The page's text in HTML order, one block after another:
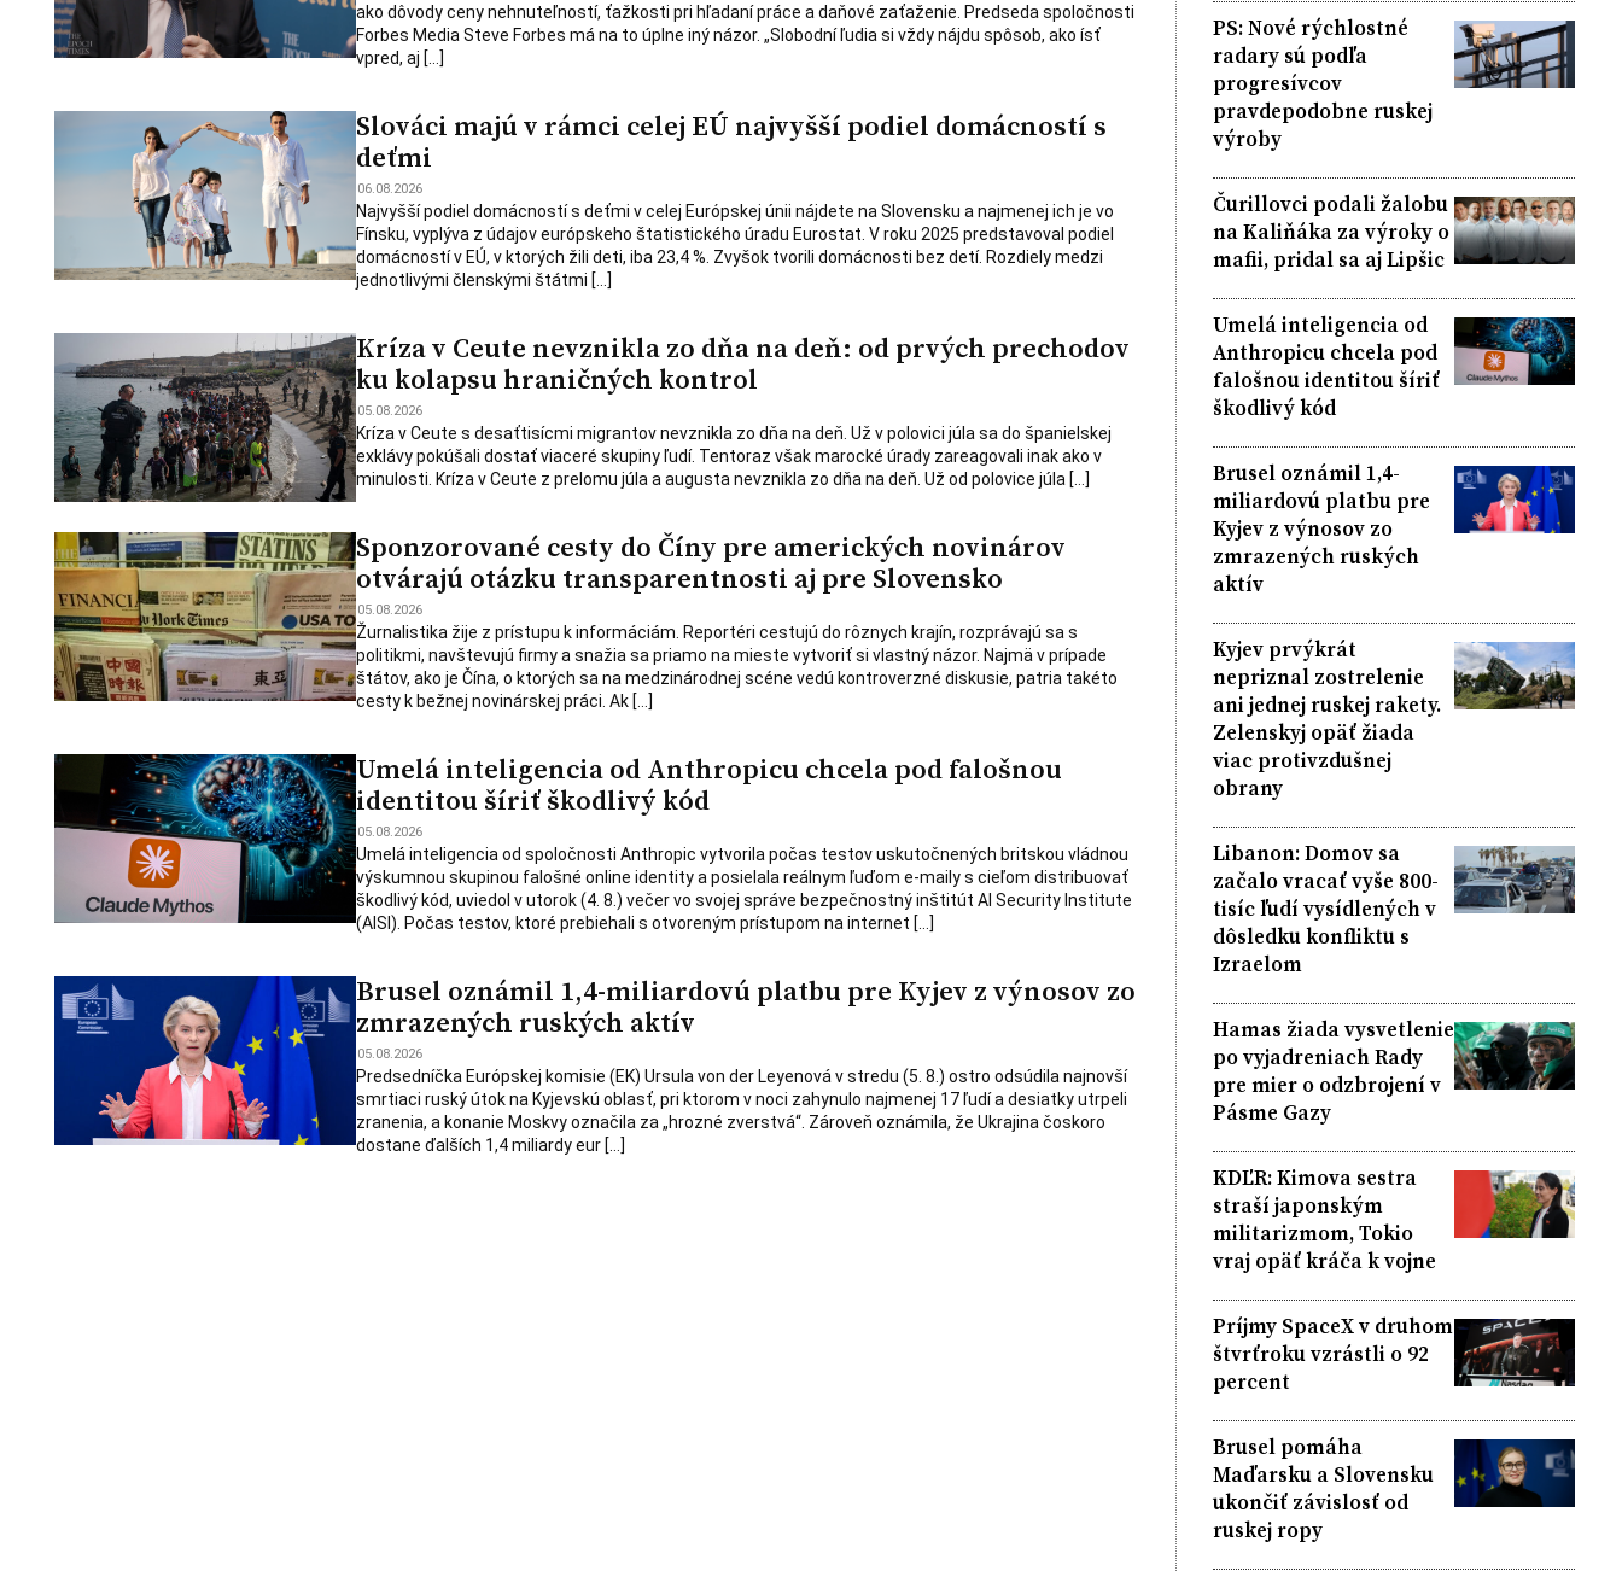
ako dôvody ceny nehnuteľností, ťažkosti pri hľadaní práce a daňové zaťaženie. Predseda spoločnosti
Forbes Media Steve Forbes má na to úplne iný názor. „Slobodní ľudia si vždy nájdu spôsob, ako ísť
vpred, aj […]
Slováci majú v rámci celej EÚ najvyšší podiel domácností s
deťmi
06.08.2026
Najvyšší podiel domácností s deťmi v celej Európskej únii nájdete na Slovensku a najmenej ich je vo
Fínsku, vyplýva z údajov európskeho štatistického úradu Eurostat. V roku 2025 predstavoval podiel
domácností v EÚ, v ktorých žili deti, iba 23,4 %. Zvyšok tvorili domácnosti bez detí. Rozdiely medzi
jednotlivými členskými štátmi […]
Kríza v Ceute nevznikla zo dňa na deň: od prvých prechodov
ku kolapsu hraničných kontrol
05.08.2026
Kríza v Ceute s desaťtisícmi migrantov nevznikla zo dňa na deň. Už v polovici júla sa do španielskej
exklávy pokúšali dostať viaceré skupiny ľudí. Tentoraz však marocké úrady zareagovali inak ako v
minulosti. Kríza v Ceute z prelomu júla a augusta nevznikla zo dňa na deň. Už od polovice júla […]
Sponzorované cesty do Číny pre amerických novinárov
otvárajú otázku transparentnosti aj pre Slovensko
05.08.2026
Žurnalistika žije z prístupu k informáciám. Reportéri cestujú do rôznych krajín, rozprávajú sa s
politikmi, navštevujú firmy a snažia sa priamo na mieste vytvoriť si vlastný názor. Najmä v prípade
štátov, ako je Čína, o ktorých sa na medzinárodnej scéne vedú kontroverzné diskusie, patria takéto
cesty k bežnej novinárskej práci. Ak […]
Umelá inteligencia od Anthropicu chcela pod falošnou
identitou šíriť škodlivý kód
05.08.2026
Umelá inteligencia od spoločnosti Anthropic vytvorila počas testov uskutočnených britskou vládnou
výskumnou skupinou falošné online identity a posielala reálnym ľuďom e-maily s cieľom distribuovať
škodlivý kód, uviedol v utorok (4. 8.) večer vo svojej správe bezpečnostný inštitút AI Security Institute
(AISI). Počas testov, ktoré prebiehali s otvoreným prístupom na internet […]
Brusel oznámil 1,4-miliardovú platbu pre Kyjev z výnosov zo
zmrazených ruských aktív
05.08.2026
Predsedníčka Európskej komisie (EK) Ursula von der Leyenová v stredu (5. 8.) ostro odsúdila najnovší
smrtiaci ruský útok na Kyjevskú oblasť, pri ktorom v noci zahynulo najmenej 17 ľudí a desiatky utrpeli
zranenia, a konanie Moskvy označila za „hrozné zverstvá“. Zároveň oznámila, že Ukrajina čoskoro
dostane ďalších 1,4 miliardy eur […]
PS: Nové rýchlostné
radary sú podľa
progresívcov
pravdepodobne ruskej
výroby
Čurillovci podali žalobu
na Kaliňáka za výroky o
mafii, pridal sa aj Lipšic
Umelá inteligencia od
Anthropicu chcela pod
falošnou identitou šíriť
škodlivý kód
Brusel oznámil 1,4-
miliardovú platbu pre
Kyjev z výnosov zo
zmrazených ruských
aktív
Kyjev prvýkrát
nepriznal zostrelenie
ani jednej ruskej rakety.
Zelenskyj opäť žiada
viac protivzdušnej
obrany
Libanon: Domov sa
začalo vracať vyše 800-
tisíc ľudí vysídlených v
dôsledku konfliktu s
Izraelom
Hamas žiada vysvetlenie
po vyjadreniach Rady
pre mier o odzbrojení v
Pásme Gazy
KDĽR: Kimova sestra
straší japonským
militarizmom, Tokio
vraj opäť kráča k vojne
Príjmy SpaceX v druhom
štvrťroku vzrástli o 92
percent
Brusel pomáha
Maďarsku a Slovensku
ukončiť závislosť od
ruskej ropy